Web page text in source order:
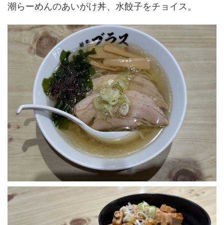
潮らーめんのあいがけ丼、水餃子をチョイス。